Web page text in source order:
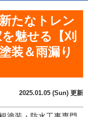
たなトレン
魅せる【刈
装＆雨漏り
2025.01.05 (Sun) 更新